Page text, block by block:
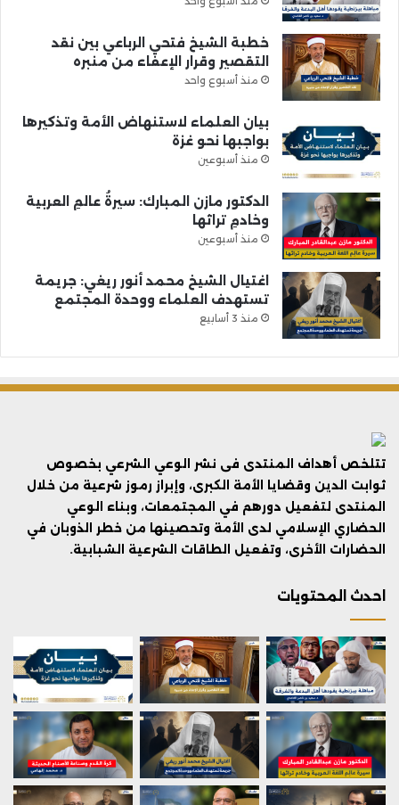
خطبة الشيخ فتحي الرباعي بين نقد
التقصير وقرار الإعفاء من منبره
منذ أسبوع واحد
بيان العلماء لاستنهاض الأمة وتذكيرها
بواجبها نحو غزة
منذ أسبوعين
الدكتور مازن المبارك: سيرةُ عالمِ العربية
وخادمِ تراثها
منذ أسبوعين
اغتيال الشيخ محمد أنور ريغي: جريمة
تستهدف العلماء ووحدة المجتمع
منذ 3 أسابيع
تتلخص أهداف المنتدى فى نشر الوعي الشرعي بخصوص
ثوابت الدين وقضايا الأمة الكبرى، وإبراز رموز شرعية من خلال
المنتدى لتفعيل دورهم في المجتمعات، وبناء الوعي
الحضاري الإسلامي لدى الأمة وتحصينها من خطر الذوبان في
الحضارات الأخرى، وتفعيل الطاقات الشرعية الشبابية.
احدث المحتويات